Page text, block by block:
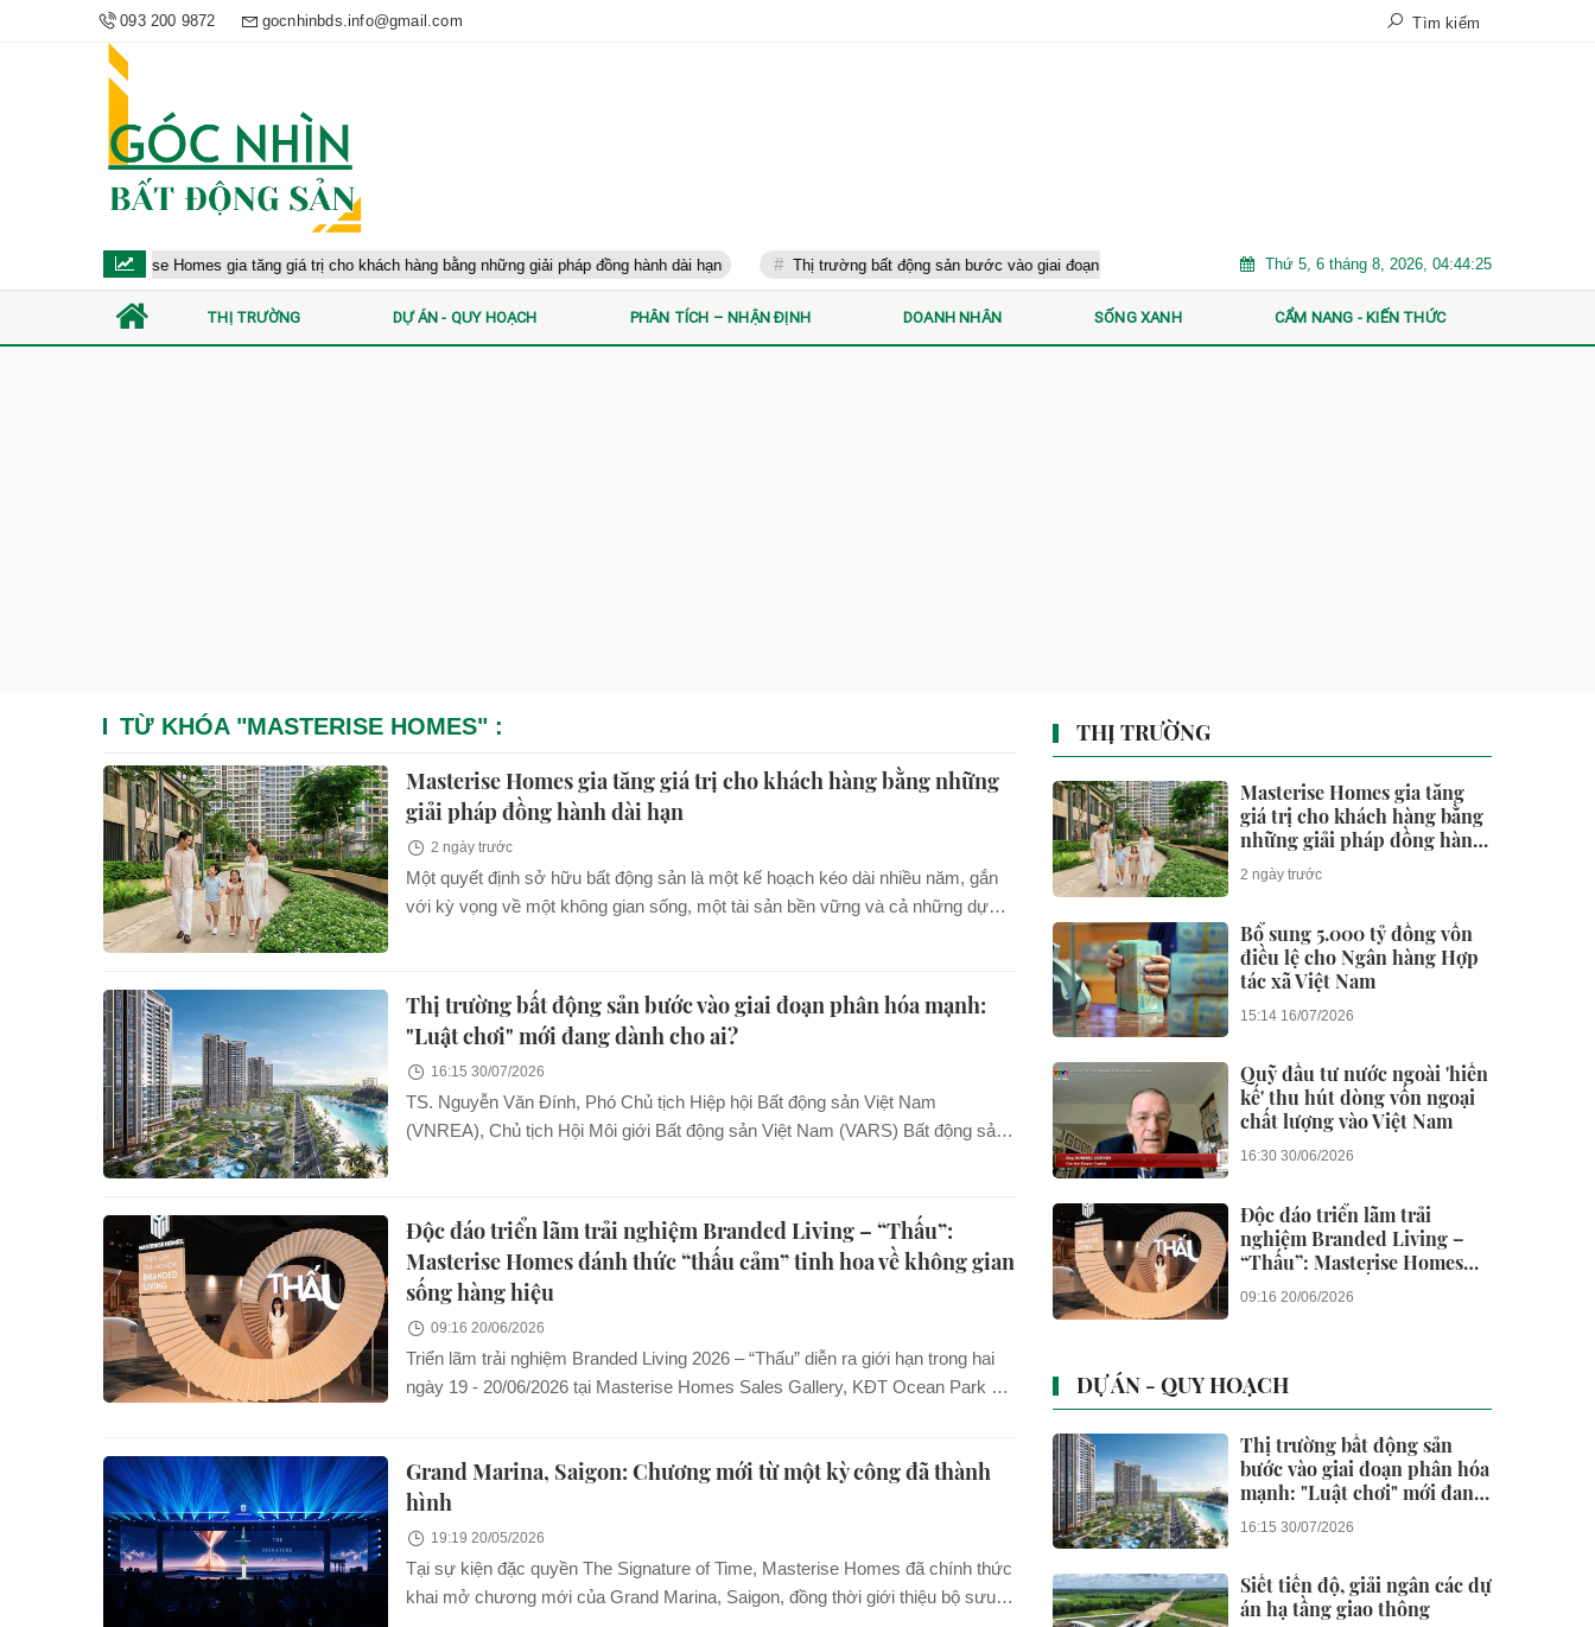
093 200 9872 gocnhinbds.info@gmail.com Tìm kiếm
Masterise Homes gia tăng giá trị cho khách hàng bằng những giải pháp đồng hành dài hạn Thị trường bất động sản bước vào giai đoạn phân hóa mạnh: "Luật chơi" mới đang dành cho ai? Bổ sung
Thứ 5, 6 tháng 8, 2026, 04:44:26
THỊ TRƯỜNG DỰ ÁN - QUY HOẠCH PHÂN TÍCH – NHẬN ĐỊNH DOANH NHÂN SỐNG XANH CẨM NANG - KIẾN THỨC
TỪ KHÓA "MASTERISE HOMES" :
Masterise Homes gia tăng giá trị cho khách hàng bằng những
giải pháp đồng hành dài hạn
2 ngày trước
Một quyết định sở hữu bất động sản là một kế hoạch kéo dài nhiều năm, gắn
với kỳ vọng về một không gian sống, một tài sản bền vững và cả những dự
phát triển trong suốt hành trình an cư.
Thị trường bất động sản bước vào giai đoạn phân hóa mạnh:
"Luật chơi" mới đang dành cho ai?
16:15 30/07/2026
TS. Nguyễn Văn Đính, Phó Chủ tịch Hiệp hội Bất động sản Việt Nam
(VNREA), Chủ tịch Hội Môi giới Bất động sản Việt Nam (VARS) Bất động sản
Độc đáo triển lãm trải nghiệm Branded Living – “Thấu”:
Masterise Homes đánh thức “thấu cảm” tinh hoa về không gian
sống hàng hiệu
09:16 20/06/2026
Triển lãm trải nghiệm Branded Living 2026 – “Thấu” diễn ra giới hạn trong hai
ngày 19 - 20/06/2026 tại Masterise Homes Sales Gallery, KĐT Ocean Park 3,
Grand Marina, Saigon: Chương mới từ một kỳ công đã thành
hình
19:19 20/05/2026
Tại sự kiện đặc quyền The Signature of Time, Masterise Homes đã chính thức
khai mở chương mới của Grand Marina, Saigon, đồng thời giới thiệu bộ sưu
THỊ TRƯỜNG
Masterise Homes gia tăng
giá trị cho khách hàng bằng
những giải pháp đồng hành
dài hạn
2 ngày trước
Bổ sung 5.000 tỷ đồng vốn
điều lệ cho Ngân hàng Hợp
tác xã Việt Nam
15:14 16/07/2026
Quỹ đầu tư nước ngoài 'hiến
kế' thu hút dòng vốn ngoại
chất lượng vào Việt Nam
16:30 30/06/2026
Độc đáo triển lãm trải
nghiệm Branded Living –
“Thấu”: Masterise Homes
đánh thức “thấu cảm” tinh
hoa về không gian sống
09:16 20/06/2026
DỰ ÁN - QUY HOẠCH
Thị trường bất động sản
bước vào giai đoạn phân hóa
mạnh: "Luật chơi" mới đang
dành cho ai?
16:15 30/07/2026
Siết tiến độ, giải ngân các dự
án hạ tầng giao thông